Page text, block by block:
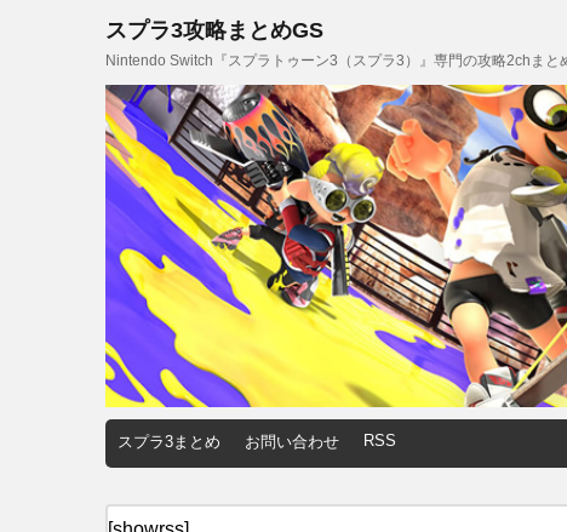
スプラ3攻略まとめGS
Nintendo Switch『スプラトゥーン3（スプラ3）』専門の攻略2chまと
スプラ3まとめ お問い合わせ RSS